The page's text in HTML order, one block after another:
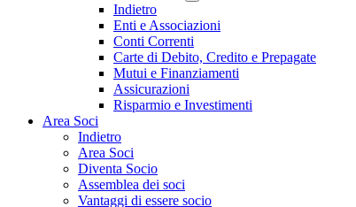
Indietro
Enti e Associazioni
Conti Correnti
Carte di Debito, Credito e Prepagate
Mutui e Finanziamenti
Assicurazioni
Risparmio e Investimenti
Area Soci
Indietro
Area Soci
Diventa Socio
Assemblea dei soci
Vantaggi di essere socio